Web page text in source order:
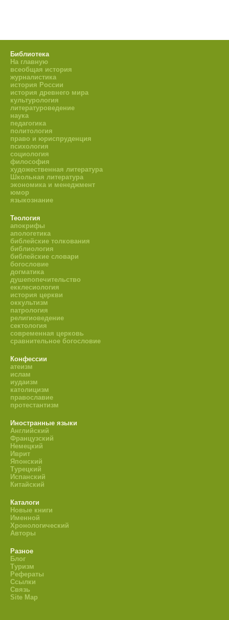
Библиотека
На главную
всеобщая история
журналистика
история России
история древнего мира
культурология
литературоведение
наука
педагогика
политология
право и юриспруденция
психология
социология
философия
художественная литература
Школьная литература
экономика и менеджмент
юмор
языкознание
Теология
апокрифы
апологетика
библейские толкования
библиология
библейские словари
богословие
догматика
душепопечительство
екклесиология
история церкви
оккультизм
патрология
религиоведение
сектология
современная церковь
сравнительное богословие
Конфессии
атеизм
ислам
иудаизм
католицизм
православие
протестантизм
Иностранные языки
Английский
Французский
Немецкий
Иврит
Японский
Турецкий
Испанский
Китайский
Каталоги
Новые книги
Именной
Хронологический
Авторы
Разное
Блог
Туризм
Рефераты
Ссылки
Связь
Site Map